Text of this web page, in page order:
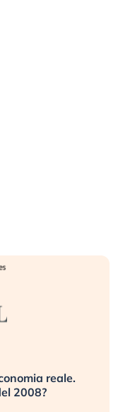
reale.
2008?